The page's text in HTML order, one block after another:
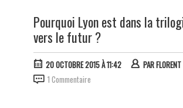
Pourquoi Lyon est dans la
vers le futur ?
20 OCTOBRE 2015 À 11:42 PAR
1 Commentaire